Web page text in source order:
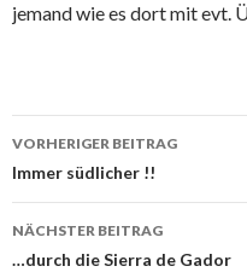
jemand wie es dort mit evt.
Beitrags-
Navigation
VORHERIGER BEITRAG
Immer südlicher !!
NÄCHSTER BEITRAG
…durch die Sierra de Gador